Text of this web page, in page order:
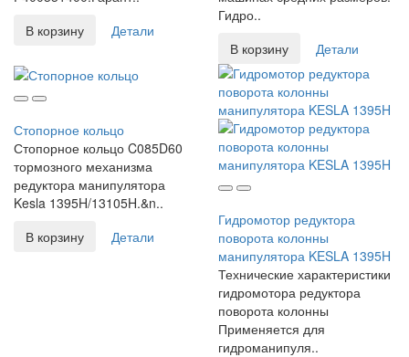
В корзину
Детали
Гидро..
В корзину
Детали
Стопорное кольцо
Стопорное кольцо C085D60
тормозного механизма
редуктора манипулятора
Kesla 1395H/13105H.&n..
В корзину
Детали
Гидромотор редуктора
поворота колонны
манипулятора KESLA 1395H
Технические характеристики
гидромотора редуктора
поворота колонны
Применяется для
гидроманипуля..